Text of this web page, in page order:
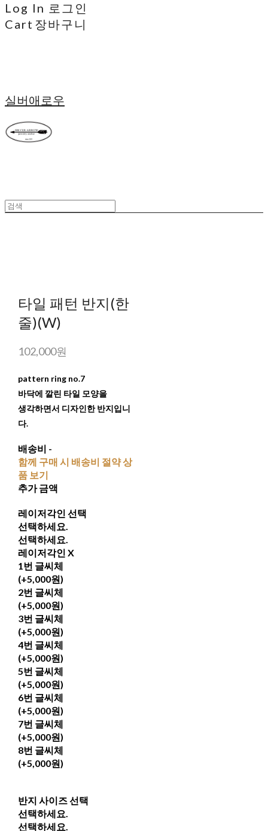
Log In 로그인
Cart 장바구니
실버애로우
타일 패턴 반지(한
줄)(W)
102,000원
pattern ring no.7
바닥에 깔린 타일 모양을
생각하면서 디자인한 반지입니
다.
배송비 -
함께 구매 시 배송비 절약 상
품 보기
추가 금액
레이저각인 선택
선택하세요.
선택하세요.
레이저각인 X
1번 글씨체
(+5,000원)
2번 글씨체
(+5,000원)
3번 글씨체
(+5,000원)
4번 글씨체
(+5,000원)
5번 글씨체
(+5,000원)
6번 글씨체
(+5,000원)
7번 글씨체
(+5,000원)
8번 글씨체
(+5,000원)
반지 사이즈 선택
선택하세요.
선택하세요.